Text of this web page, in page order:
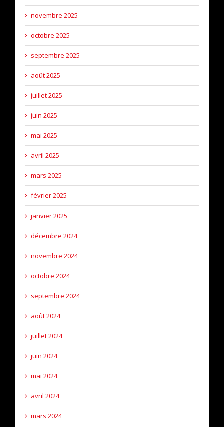
novembre 2025
octobre 2025
septembre 2025
août 2025
juillet 2025
juin 2025
mai 2025
avril 2025
mars 2025
février 2025
janvier 2025
décembre 2024
novembre 2024
octobre 2024
septembre 2024
août 2024
juillet 2024
juin 2024
mai 2024
avril 2024
mars 2024